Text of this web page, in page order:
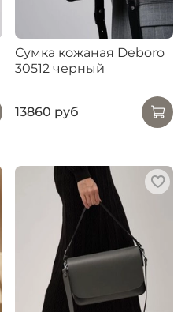
Сумка кожаная Deboro
30512 черный
13860 руб